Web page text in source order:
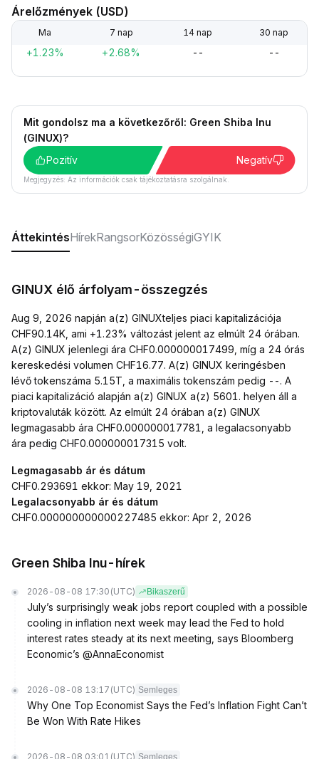
Árelőzmények (USD)
Ma 7 nap 14 nap 30 nap
+1.23% +2.68% -- --
Mit gondolsz ma a következőről: Green Shiba Inu
(GINUX)?
Pozitív
Negatív
Megjegyzés: Az információk csak tájékoztatásra szolgálnak.
ÁttekintésHírekRangsorKözösségiGYIK
GINUX élő árfolyam-összegzés
Aug 9, 2026 napján a(z) GINUXteljes piaci kapitalizációja
CHF90.14K, ami +1.23% változást jelent az elmúlt 24 órában.
A(z) GINUX jelenlegi ára CHF0.000000017499, míg a 24 órás
kereskedési volumen CHF16.77. A(z) GINUX keringésben
lévő tokenszáma 5.15T, a maximális tokenszám pedig --. A
piaci kapitalizáció alapján a(z) GINUX a(z) 5601. helyen áll a
kriptovaluták között. Az elmúlt 24 órában a(z) GINUX
legmagasabb ára CHF0.000000017781, a legalacsonyabb
ára pedig CHF0.000000017315 volt.
Legmagasabb ár és dátum
CHF0.293691 ekkor: May 19, 2021
Legalacsonyabb ár és dátum
CHF0.000000000000227485 ekkor: Apr 2, 2026
Green Shiba Inu-hírek
2026-08-08 17:30 (UTC) Bikaszerű
July’s surprisingly weak jobs report coupled with a possible
cooling in inflation next week may lead the Fed to hold
interest rates steady at its next meeting, says Bloomberg
Economic’s @AnnaEconomist
2026-08-08 13:17 (UTC) Semleges
Why One Top Economist Says the Fed’s Inflation Fight Can’t
Be Won With Rate Hikes
2026-08-08 03:01 (UTC) Semleges